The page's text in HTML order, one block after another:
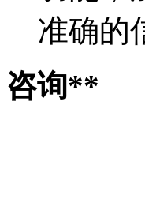
准确的
咨询**